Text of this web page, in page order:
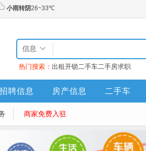
信息
热门搜索： 出租开锁二手车二手房求职
招聘信息 房产信息 二手车
商家免费入驻